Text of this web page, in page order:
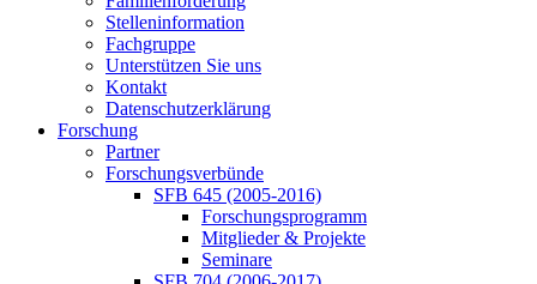
Stelleninformation
Fachgruppe
Unterstützen Sie uns
Kontakt
Datenschutzerklärung
Forschung
Partner
Forschungsverbünde
SFB 645 (2005-2016)
Forschungsprogramm
Mitglieder & Projekte
Seminare